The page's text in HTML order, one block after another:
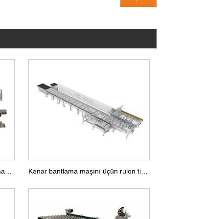
Kənar bantlama maşını üçün rulon tipli geri dönən konveyer xətti